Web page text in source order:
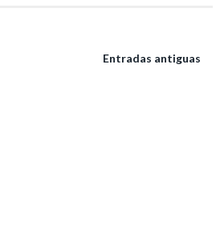
Entradas antiguas